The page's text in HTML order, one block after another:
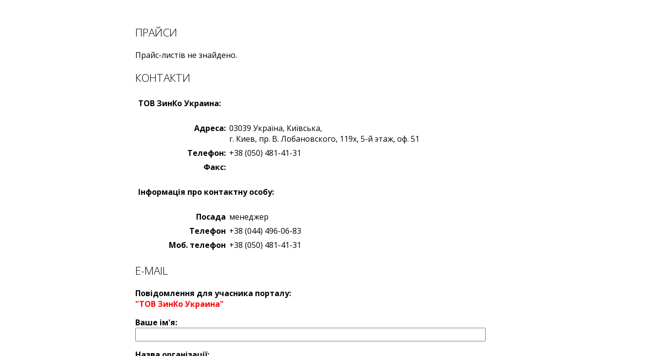
ПРАЙСИ
Прайс-листів не знайдено.
КОНТАКТИ
ТОВ ЗинКо Украина:
Адреса: 03039 Україна, Київська,
г. Киев, пр. В. Лобановского, 119х, 5-й этаж, оф. 51
Телефон: +38 (050) 481-41-31
Факс:
Iнформація про контактну особу:
Посада менеджер
Телефон +38 (044) 496-06-83
Моб. телефон +38 (050) 481-41-31
E-MAIL
Повідомлення для учасника порталу:
"ТОВ ЗинКо Украина"
Ваше ім'я: